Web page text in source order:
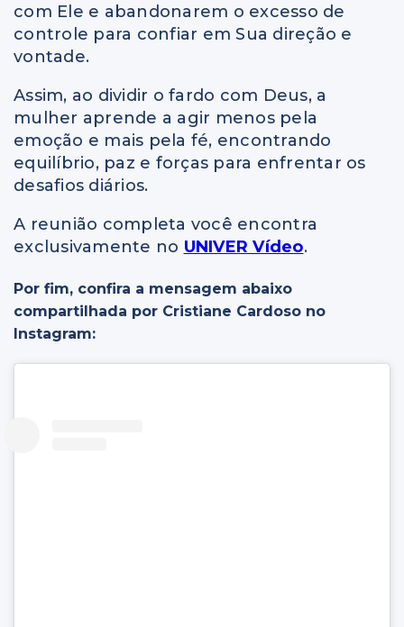
com Ele e abandonarem o excesso de
controle para confiar em Sua direção e
vontade.
Assim, ao dividir o fardo com Deus, a
mulher aprende a agir menos pela
emoção e mais pela fé, encontrando
equilíbrio, paz e forças para enfrentar os
desafios diários.
A reunião completa você encontra
exclusivamente no UNIVER Vídeo.
Por fim, confira a mensagem abaixo
compartilhada por Cristiane Cardoso no
Instagram: